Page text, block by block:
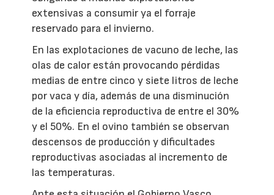
extensivas a consumir ya el forraje
reservado para el invierno.
En las explotaciones de vacuno de leche, las
olas de calor están provocando pérdidas
medias de entre cinco y siete litros de leche
por vaca y día, además de una disminución
de la eficiencia reproductiva de entre el 30%
y el 50%. En el ovino también se observan
descensos de producción y dificultades
reproductivas asociadas al incremento de
las temperaturas.